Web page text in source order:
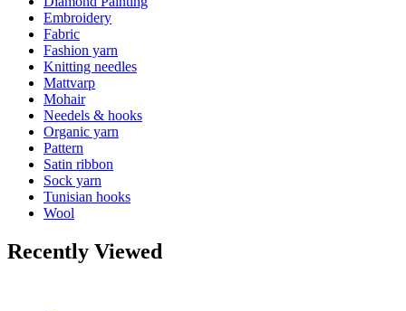
Embroidery
Fabric
Fashion yarn
Knitting needles
Mattvarp
Mohair
Needels & hooks
Organic yarn
Pattern
Satin ribbon
Sock yarn
Tunisian hooks
Wool
Recently Viewed